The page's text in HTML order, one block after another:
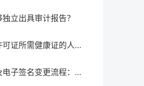
立出具审计报告？
办理食品经营许可证所需健康证的人数要求解析
法人电话号码及电子签名变更流程：详细步骤和注意事项解析